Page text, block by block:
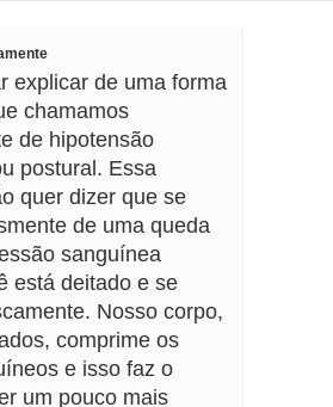
explicar de uma forma
chamamos
de hipotensão
postural. Essa
quer dizer que se
de uma queda
sanguínea
está deitado e se
Nosso corpo,
comprime os
e isso faz o
um pouco mais